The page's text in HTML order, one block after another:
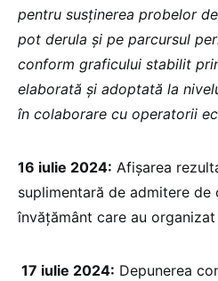
pentru susținerea probelor
pot derula și pe parcursul
conform graficului stabilit
elaborată și adoptată la
în colaborare cu operatorii
16 iulie 2024: Afișarea
suplimentară de admitere
învățământ care au
17 iulie 2024: Depunerea